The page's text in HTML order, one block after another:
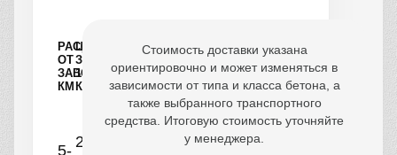
РАССТОЯНИЕ
ОТ
ЗАВОДА,
КМ
ЦЕНА
ЗА
1
КУБ
5- 250
Стоимость доставки указана
ориентировочно и может изменяться в
зависимости от типа и класса бетона, а
также выбранного транспортного
средства. Итоговую стоимость уточняйте
у менеджера.